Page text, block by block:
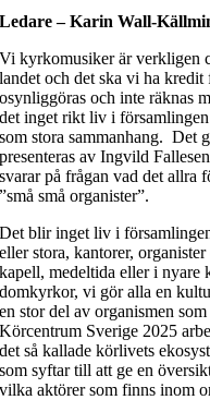
Ledare – Karin Wall-
Vi kyrkomusiker är verkligen
landet och det ska vi ha
osynliggöras och inte räknas
det inget rikt liv i
som stora sammanhang. Det
presenteras av Ingvild
svarar på frågan vad det allra
”små små organister”.
Det blir inget liv i
eller stora, kantorer,
kapell, medeltida eller i nyare
domkyrkor, vi gör alla en
en stor del av organismen
Körcentrum Sverige 2025
det så kallade körlivets
som syftar till att ge en
vilka aktörer som finns inom